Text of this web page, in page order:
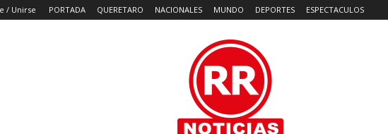
/ Unirse PORTADA QUERETARO NACIONALES MUNDO DEPORTES ESPECTACULOS